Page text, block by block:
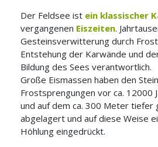
Der Feldsee ist ein klassischer
vergangenen Eiszeiten.
Gesteinsverwitterung durch
Entstehung der Karwände und
Bildung des Sees verantwortlich.
Große Eismassen haben den
Frostsprengungen vor ca. 12000
und auf dem ca. 300 Meter tiefer
abgelagert und auf diese Weise
Höhlung eingedrückt.